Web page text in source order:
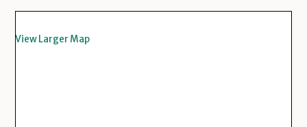
View Larger Map